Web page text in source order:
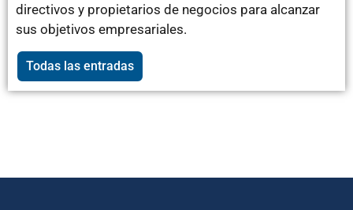
directivos y propietarios de negocios para alcanzar
sus objetivos empresariales.
Todas las entradas